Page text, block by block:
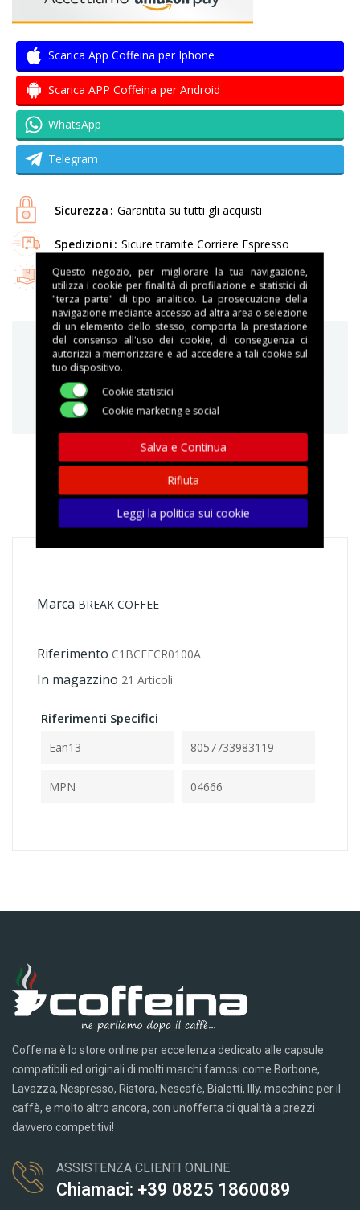
Scarica App Coffeina per Iphone
Scarica APP Coffeina per Android
WhatsApp
Telegram
Sicurezza Garantita su tutti gli acquisti
Spedizioni Sicure tramite Corriere Espresso
Resi Garanzia di rimborso entro 14 giorni
Garantiamo acquisti sicuri e protetti
DETTAGLI DEL PRODOTTO
Marca BREAK COFFEE
Riferimento C1BCFFCR0100A
In magazzino 21 Articoli
Riferimenti Specifici
Ean13 8057733983119
MPN 04666
Coffeina è lo store online per eccellenza dedicato alle capsule
compatibili ed originali di molti marchi famosi come Borbone,
Lavazza, Nespresso, Ristora, Nescafè, Bialetti, Illy, macchine per il
caffè, e molto altro ancora, con un’offerta di qualità a prezzi
davvero competitivi!
ASSISTENZA CLIENTI ONLINE
Chiamaci: +39 0825 1860089
Questo negozio, per migliorare la tua navigazione,
utilizza i cookie per finalità di profilazione e statistici di
"terza parte" di tipo analitico. La prosecuzione della
navigazione mediante accesso ad altra area o selezione
di un elemento dello stesso, comporta la prestazione
del consenso all'uso dei cookie, di conseguenza ci
autorizzi a memorizzare e ad accedere a tali cookie sul
tuo dispositivo.
Cookie statistici
Cookie marketing e social
Salva e Continua
Rifiuta
Leggi la politica sui cookie